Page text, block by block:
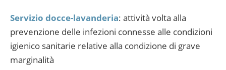
Servizio docce-lavanderia: attività volta alla
prevenzione delle infezioni connesse alle condizioni
igienico sanitarie relative alla condizione di grave
marginalità